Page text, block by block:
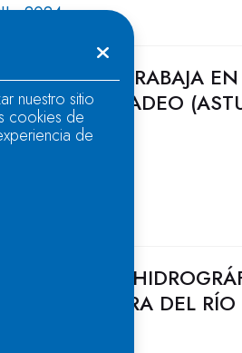
2024
TRABAJA
EN VEGADEO
2024
EN LA MEJORA DEL
nuestro sitio
cookies de
de